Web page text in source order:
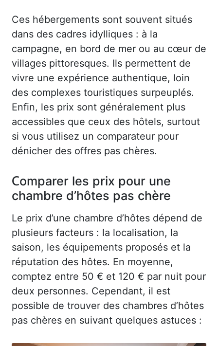
Ces hébergements sont souvent situés
dans des cadres idylliques : à la
campagne, en bord de mer ou au cœur de
villages pittoresques. Ils permettent de
vivre une expérience authentique, loin
des complexes touristiques surpeuplés.
Enfin, les prix sont généralement plus
accessibles que ceux des hôtels, surtout
si vous utilisez un comparateur pour
dénicher des offres pas chères.
Comparer les prix pour une
chambre d’hôtes pas chère
Le prix d’une chambre d’hôtes dépend de
plusieurs facteurs : la localisation, la
saison, les équipements proposés et la
réputation des hôtes. En moyenne,
comptez entre 50 € et 120 € par nuit pour
deux personnes. Cependant, il est
possible de trouver des chambres d’hôtes
pas chères en suivant quelques astuces :